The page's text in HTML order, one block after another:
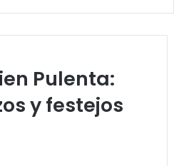
Pulenta:
y festejos